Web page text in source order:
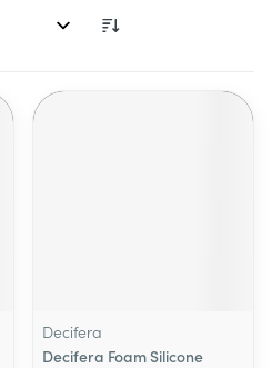
Decifera
Decifera Foam Silicone